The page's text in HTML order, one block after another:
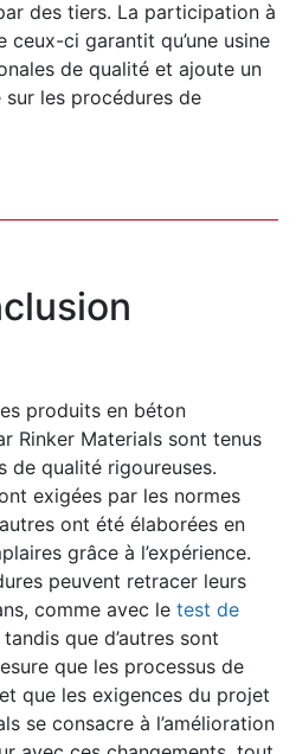
des tiers. La participation à
ceux-ci garantit qu’une usine
de qualité et ajoute un
les procédures de
produits en béton
Rinker Materials sont tenus
de qualité rigoureuses.
exigées par les normes
ont été élaborées en
grâce à l’expérience.
peuvent retracer leurs
comme avec le test de
tandis que d’autres sont
que les processus de
que les exigences du projet
se consacre à l’amélioration